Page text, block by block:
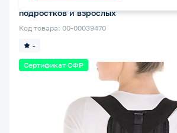
Сертификат СФР
-
Код товара: 00-00039470
подростков и взрослых